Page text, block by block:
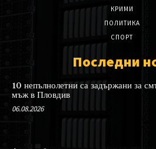
КРИМИ
ПОЛИТИКА
СПОРТ
Последни
10 непълнолетни са задържани за
мъж в Пловдив
06.08.2026